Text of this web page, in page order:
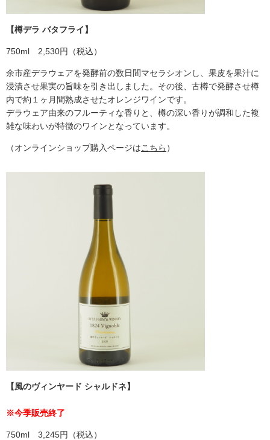
【樽デラ バタフライ】
750ml 2,530円（税込）
余市産デラウェアを発酵前の数日間マセラシオンし、果皮を果汁に
浸漬させ果実の旨味を引き出しました。その後、古樽で発酵させ樽
内で約１ヶ月間熟成させたオレンジワインです。
デラウェア由来のフルーティな香りと、樽の深い香りが調和した複
雑な味わいが特徴のワインとなっています。
（オンラインショップ購入ページはこちら ）
【風のヴィンヤード シャルドネ】
※今季販売終了
750ml 3,245円（税込）